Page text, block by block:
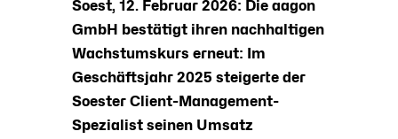
Soest, 12. Februar 2026: Die aagon
GmbH bestätigt ihren nachhaltigen
Wachstumskurs erneut: Im
Geschäftsjahr 2025 steigerte der
Soester Client-Management-
Spezialist seinen Umsatz